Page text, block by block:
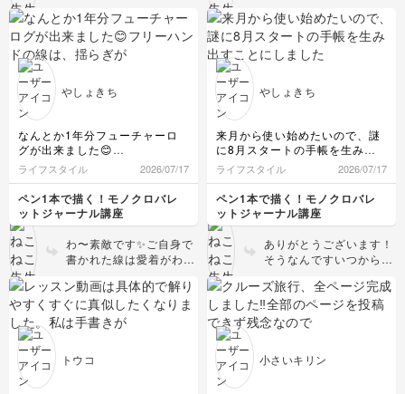
が数日やマンスリーゴー
ルなどの文字もとっても
可愛く整っていて素敵で
良く、とてもかわいいで
す💕ペン入れも楽しんで
くださいね💐
やしょきち
なんとか1年分フューチャーロ
グが出来ました😊
フリーハンドの線は、揺らぎが
可愛くて良いですね💕︎
ライフスタイル 2026/07/17
ペン1本で描く！モノクロバレ
ットジャーナル講座
わ〜素敵です✨ご自身で
書かれた線は愛着がわき
やしょきち
来月から使い始めたいので、謎
に8月スタートの手帳を生み出
すことにしました！
でも、この使い始めたい月から
始められる、って手書きのいい
所かもしれませんね🥰
ライフスタイル 2026/07/17
ペン1本で描く！モノクロバレ
ットジャーナル講座
ありがとうございます！
そうなんですいつからで
の良さですよね✨オンリ
ーワンのオリジナル手帳
楽しんでください〜！
トウコ 小さいキリン